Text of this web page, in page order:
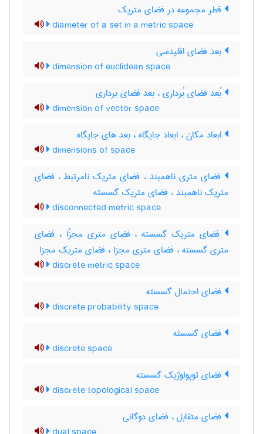
قطر مجموعه در فضای متریک
diameter of a set in a metric space
بعد فضای اقلیدسی
dimension of euclidean space
بُعد فضای بُرداری ، بعد فضای برداری
dimension of vector space
ابعاد مکان ، ابعاد جایگاه ، بعد های جایگاه
dimensions of space
فضای متری ناهمبند ، فضای متریک نامرتبط ، فضای
متریک ناهمبند ، فضای متریک گسسته
disconnected metric space
فضای متریک گسسته ، فضای متری مجزّا ، فضای
متری گسسته ، فضای متری مجزا ، فضای متریک مجزا
discrete metric space
فضای احتمال گسسته
discrete probability space
فضای گسسته
discrete space
فضای توپولوژیک گسسته
discrete topological space
فضای متقابل ، فضای دوگانی